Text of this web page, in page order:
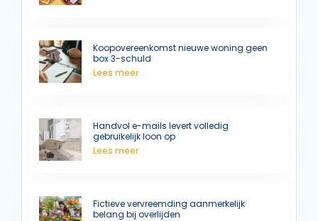
Koopovereenkomst nieuwe woning geen
box 3-schuld
Lees meer
Handvol e-mails levert volledig
gebruikelijk loon op
Lees meer
Fictieve vervreemding aanmerkelijk
belang bij overlijden